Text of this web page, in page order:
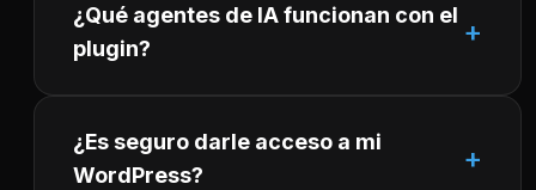
¿Qué agentes de IA funcionan con el
plugin?
¿Es seguro darle acceso a mi
WordPress?